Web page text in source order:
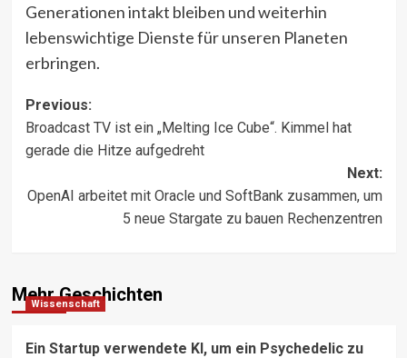
Generationen intakt bleiben und weiterhin
lebenswichtige Dienste für unseren Planeten
erbringen.
Post
navigation
Previous:
Broadcast TV ist ein „Melting Ice Cube“. Kimmel hat
gerade die Hitze aufgedreht
Next:
OpenAI arbeitet mit Oracle und SoftBank zusammen, um
5 neue Stargate zu bauen Rechenzentren
Mehr Geschichten
Wissenschaft
Ein Startup verwendete KI, um ein Psychedelic zu